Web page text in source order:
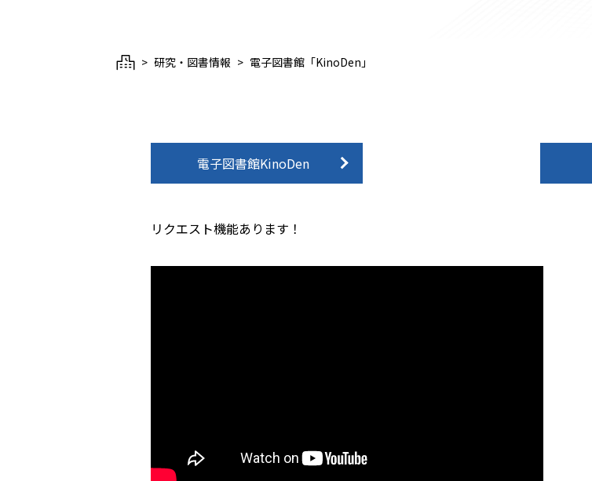
研究・図書情報 電子図書館「KinoDen」
電子図書館KinoDen
リクエスト機能あります！